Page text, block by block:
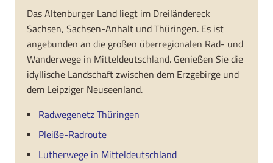
Das Altenburger Land liegt im Dreiländereck
Sachsen, Sachsen-Anhalt und Thüringen. Es ist
angebunden an die großen überregionalen Rad- und
Wanderwege in Mitteldeutschland. Genießen Sie die
idyllische Landschaft zwischen dem Erzgebirge und
dem Leipziger Neuseenland.
Radwegenetz Thüringen
Pleiße-Radroute
Lutherwege in Mitteldeutschland